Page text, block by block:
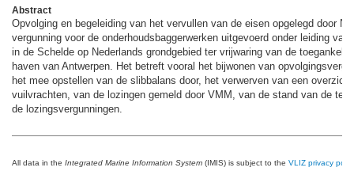
Abstract
Opvolging en begeleiding van het vervullen van de eisen opgelegd door
vergunning voor de onderhoudsbaggerwerken uitgevoerd onder leiding van
in de Schelde op Nederlands grondgebied ter vrijwaring van de
haven van Antwerpen. Het betreft vooral het bijwonen van
het mee opstellen van de slibbalans door, het verwerven van een
vuilvrachten, van de lozingen gemeld door VMM, van de stand van de
de lozingsvergunningen.
All data in the Integrated Marine Information System (IMIS) is subject to the VLIZ privacy